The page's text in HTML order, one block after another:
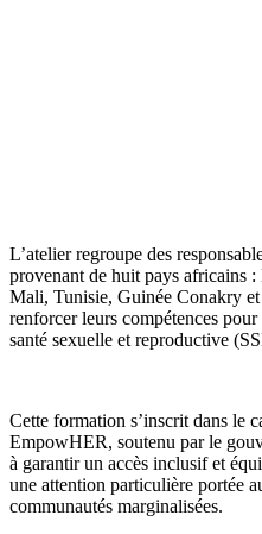
L’atelier regroupe des
provenant de huit pays africains
Mali, Tunisie, Guinée Conakry
renforcer leurs compétences
santé sexuelle et reproductive
Cette formation s’inscrit dans le
EmpowHER, soutenu par le
à garantir un accès inclusif et
une attention particulière portée
communautés marginalisées.